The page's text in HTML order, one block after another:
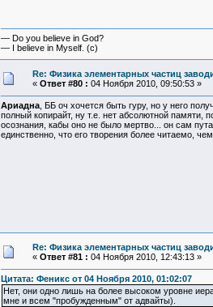
— Do you believe in God?
— I believe in Myself. (c)
Re: Физика элементарных частиц
« Ответ #80 : 04 Ноября 2010, 09:50:53 »
Ариадна, ББ оч хочется быть гуру, но у него
полный копирайт, ну т.е. нет абсолютной памяти,
осознания, кабы оно не было мертво... он сам
единственно, что его творения более читаемо,
Re: Физика элементарных частиц
« Ответ #81 : 04 Ноября 2010, 12:43:13 »
Цитата: Феникс от 04 Ноября 2010, 01:02:07
Нет, они одно лишь на более высоком уровне
мне и всем "пробужденным" от адвайты).